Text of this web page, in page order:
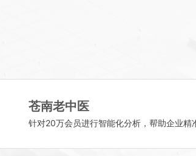
苍南老中医
针对20万会员进行智能化分析，帮助企业